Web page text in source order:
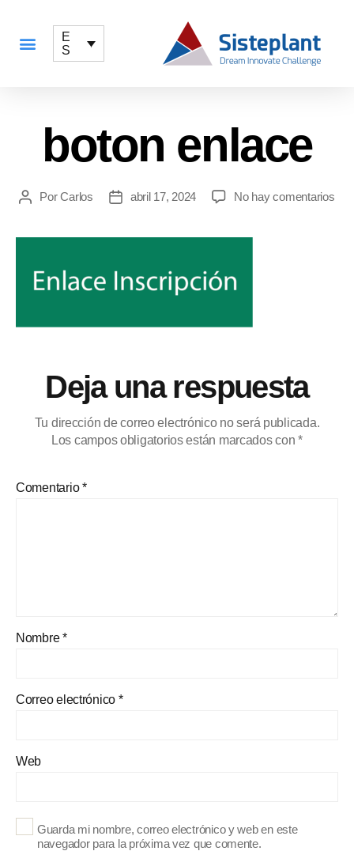
E
S
boton enlace
PorCarlos abril 17, 2024 No hay comentarios
Deja una respuesta
Tu dirección de correo electrónico no será publicada.
Los campos obligatorios están marcados con*
Comentario*
Nombre*
Correo electrónico *
Web
Guarda mi nombre, correo electrónico y web en este
navegador para la próxima vez que comente.